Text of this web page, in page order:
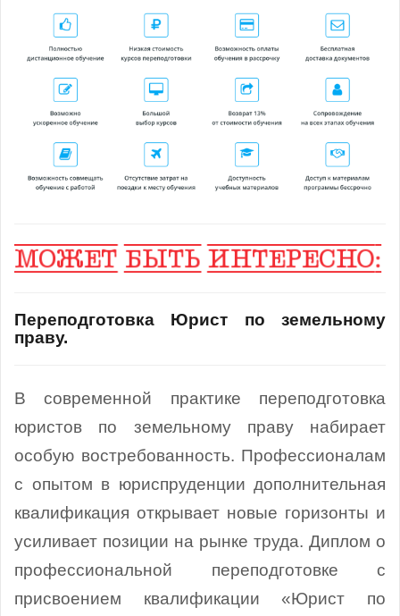
Переподготовка Юрист по земельному
праву.
В современной практике переподготовка
юристов по земельному праву набирает
особую востребованность. Профессионалам
с опытом в юриспруденции дополнительная
квалификация открывает новые горизонты и
усиливает позиции на рынке труда. Диплом о
профессиональной переподготовке с
присвоением квалификации «Юрист по